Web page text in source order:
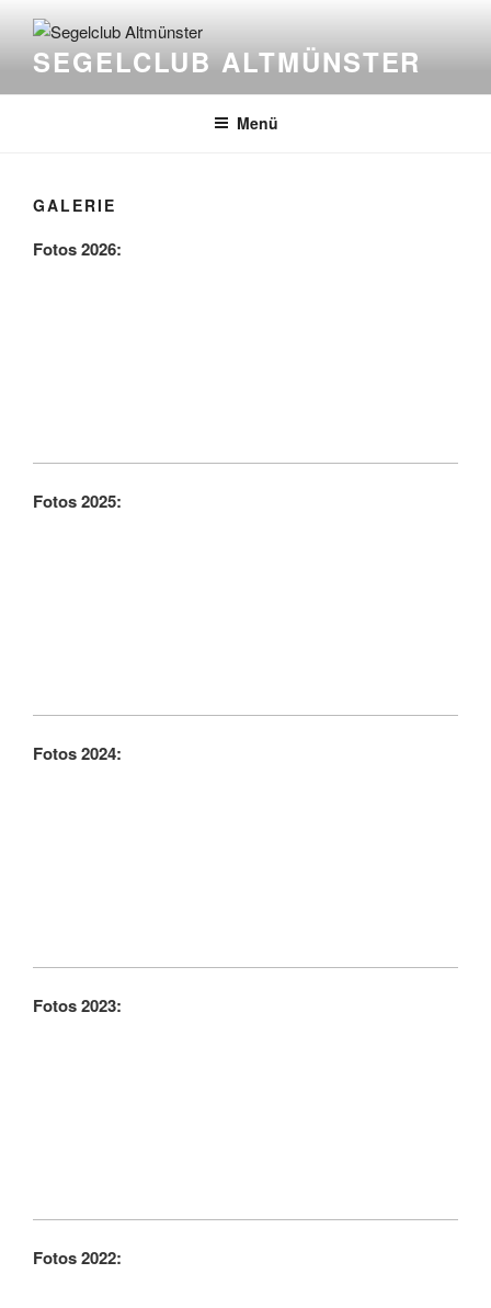
Inhalt
springenSEGELCLUB ALTMÜNSTER
Menü
GALERIE
Fotos 2026:
Fotos 2025:
Fotos 2024:
Fotos 2023:
Fotos 2022: